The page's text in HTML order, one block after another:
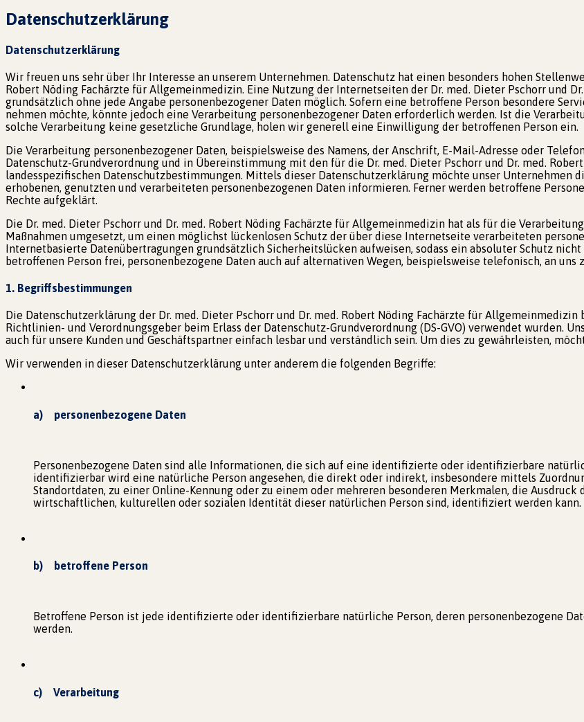
Datenschutzerklärung
Datenschutzerklärung
Wir freuen uns sehr über Ihr Interesse an unserem Unternehmen. Datenschutz hat einen besonders hohen
Robert Nöding Fachärzte für Allgemeinmedizin. Eine Nutzung der Internetseiten der Dr. med. Dieter Pschorr und
grundsätzlich ohne jede Angabe personenbezogener Daten möglich. Sofern eine betroffene Person besondere
nehmen möchte, könnte jedoch eine Verarbeitung personenbezogener Daten erforderlich werden. Ist die
solche Verarbeitung keine gesetzliche Grundlage, holen wir generell eine Einwilligung der betroffenen Person ein.
Die Verarbeitung personenbezogener Daten, beispielsweise des Namens, der Anschrift, E-Mail-Adresse oder
Datenschutz-Grundverordnung und in Übereinstimmung mit den für die Dr. med. Dieter Pschorr und Dr. med.
landesspezifischen Datenschutzbestimmungen. Mittels dieser Datenschutzerklärung möchte unser Unternehmen
erhobenen, genutzten und verarbeiteten personenbezogenen Daten informieren. Ferner werden betroffene
Rechte aufgeklärt.
Die Dr. med. Dieter Pschorr und Dr. med. Robert Nöding Fachärzte für Allgemeinmedizin hat als für die
Maßnahmen umgesetzt, um einen möglichst lückenlosen Schutz der über diese Internetseite verarbeiteten
Internetbasierte Datenübertragungen grundsätzlich Sicherheitslücken aufweisen, sodass ein absoluter Schutz
betroffenen Person frei, personenbezogene Daten auch auf alternativen Wegen, beispielsweise telefonisch, an uns
1. Begriffsbestimmungen
Die Datenschutzerklärung der Dr. med. Dieter Pschorr und Dr. med. Robert Nöding Fachärzte für
Richtlinien- und Verordnungsgeber beim Erlass der Datenschutz-Grundverordnung (DS-GVO) verwendet wurden.
auch für unsere Kunden und Geschäftspartner einfach lesbar und verständlich sein. Um dies zu gewährleisten,
Wir verwenden in dieser Datenschutzerklärung unter anderem die folgenden Begriffe:
a) personenbezogene Daten
Personenbezogene Daten sind alle Informationen, die sich auf eine identifizierte oder identifizierbare
identifizierbar wird eine natürliche Person angesehen, die direkt oder indirekt, insbesondere mittels
Standortdaten, zu einer Online-Kennung oder zu einem oder mehreren besonderen Merkmalen, die Ausdruck
wirtschaftlichen, kulturellen oder sozialen Identität dieser natürlichen Person sind, identifiziert werden kann.
b) betroffene Person
Betroffene Person ist jede identifizierte oder identifizierbare natürliche Person, deren personenbezogene
werden.
c) Verarbeitung